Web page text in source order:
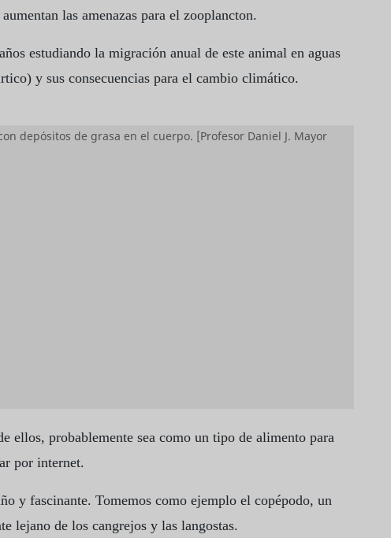
las amenazas para el zooplancton.
estudiando la migración anual de este animal en aguas
y sus consecuencias para el cambio climático.
depósitos de grasa en el cuerpo. [Profesor Daniel J. Mayor
ellos, probablemente sea como un tipo de alimento para
por internet.
y fascinante. Tomemos como ejemplo el copépodo, un
lejano de los cangrejos y las langostas.